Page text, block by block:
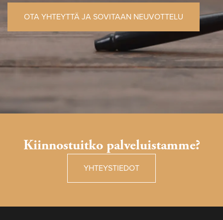
OTA YHTEYTTÄ JA SOVITAAN NEUVOTTELU
Kiinnostuitko palveluistamme?
YHTEYSTIEDOT